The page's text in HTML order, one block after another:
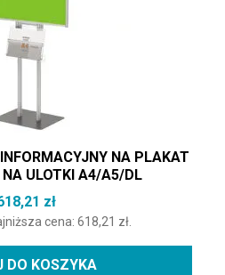
NA PLAKAT
NA ULOTKI A4/A5/DL
zł
cena: 618,21 zł.
DO KOSZYKA